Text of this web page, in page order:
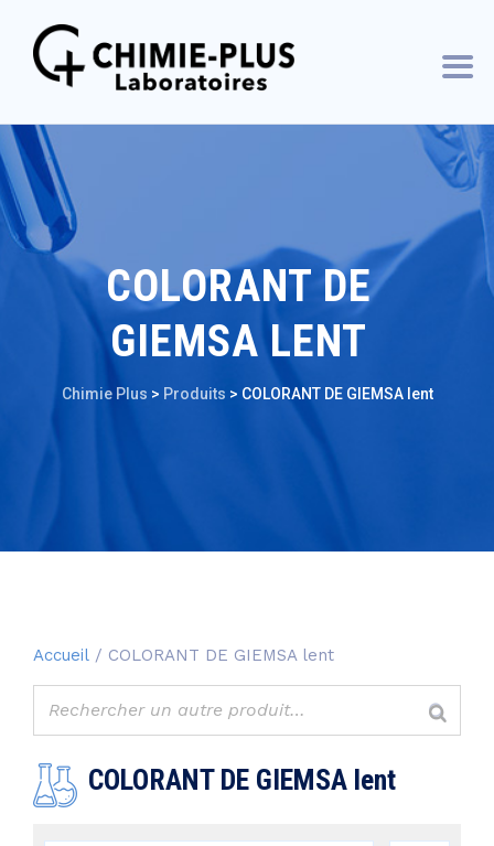
COLORANT DE
GIEMSA LENT
Chimie Plus > Produits > COLORANT DE GIEMSA lent
Accueil / COLORANT DE GIEMSA lent
COLORANT DE GIEMSA lent